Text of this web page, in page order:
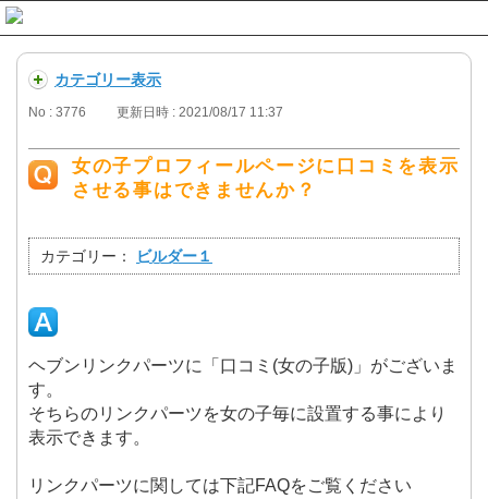
カテゴリー表示
No : 3776 更新日時 : 2021/08/17 11:37
女の子プロフィールページに口コミを表示
させる事はできませんか？
カテゴリー： ビルダー１
ヘブンリンクパーツに「口コミ(女の子版)」がございま
す。
そちらのリンクパーツを女の子毎に設置する事により
表示できます。
リンクパーツに関しては下記FAQをご覧ください